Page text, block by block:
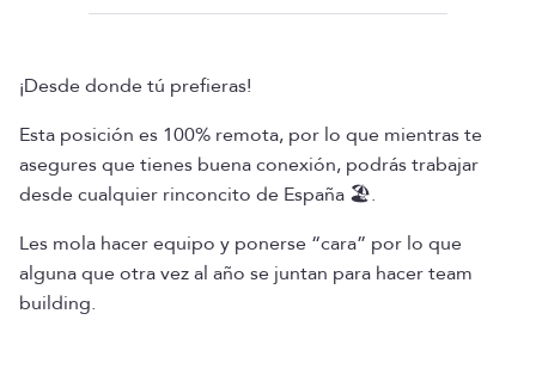
¡Desde donde tú prefieras!
Esta posición es 100% remota, por lo que mientras te
asegures que tienes buena conexión, podrás trabajar
desde cualquier rinconcito de España 🏖️.
Les mola hacer equipo y ponerse “cara” por lo que
alguna que otra vez al año se juntan para hacer team
building.